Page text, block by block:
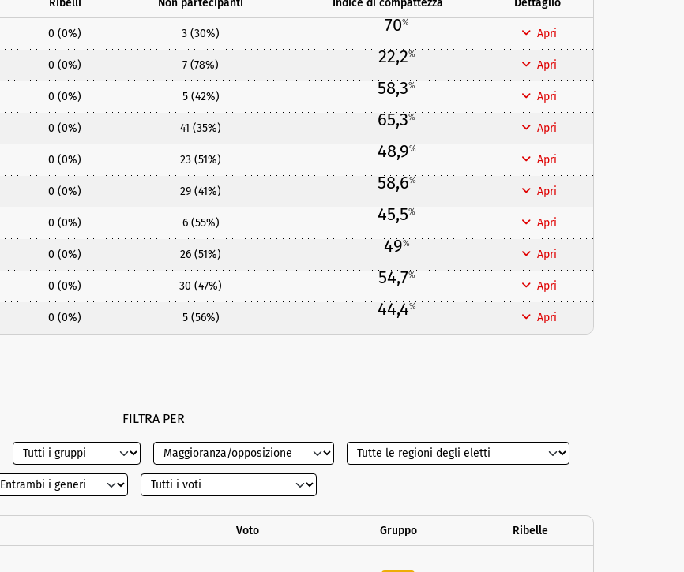
Ribelli Non partecipanti Indice di compattezza Dettaglio
0 (0%) 3 (30%) 70%
Apri
0 (0%) 7 (78%) 22,2%
Apri
0 (0%) 5 (42%) 58,3%
Apri
0 (0%) 41 (35%) 65,3%
Apri
0 (0%) 23 (51%) 48,9%
Apri
0 (0%) 29 (41%) 58,6%
Apri
0 (0%) 6 (55%) 45,5%
Apri
0 (0%) 26 (51%) 49%
Apri
0 (0%) 30 (47%) 54,7%
Apri
0 (0%) 5 (56%) 44,4%
Apri
FILTRA PER
Voto Gruppo Ribelle